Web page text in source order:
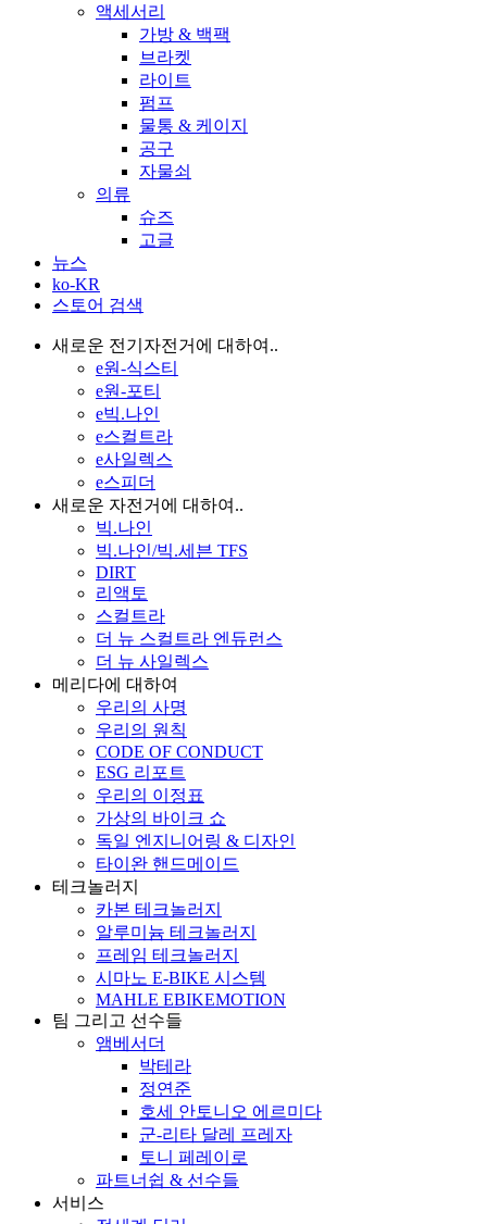
액세서리
가방 & 백팩
브라켓
라이트
펌프
물통 & 케이지
공구
자물쇠
의류
슈즈
고글
뉴스
ko-KR
스토어 검색
새로운 전기자전거에 대하여..
e원-식스티
e원-포티
e빅.나인
e스컬트라
e사일렉스
e스피더
새로운 자전거에 대하여..
빅.나인
빅.나인/빅.세븐 TFS
DIRT
리액토
스컬트라
더 뉴 스컬트라 엔듀런스
더 뉴 사일렉스
메리다에 대하여
우리의 사명
우리의 원칙
CODE OF CONDUCT
ESG 리포트
우리의 이정표
가상의 바이크 쇼
독일 엔지니어링 & 디자인
타이완 핸드메이드
테크놀러지
카본 테크놀러지
알루미늄 테크놀러지
프레임 테크놀러지
시마노 E-BIKE 시스템
MAHLE EBIKEMOTION
팀 그리고 선수들
앰베서더
박테라
정연준
호세 안토니오 에르미다
군-리타 달레 프레자
토니 페레이로
파트너쉽 & 선수들
서비스